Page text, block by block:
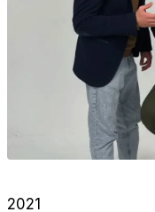
2021